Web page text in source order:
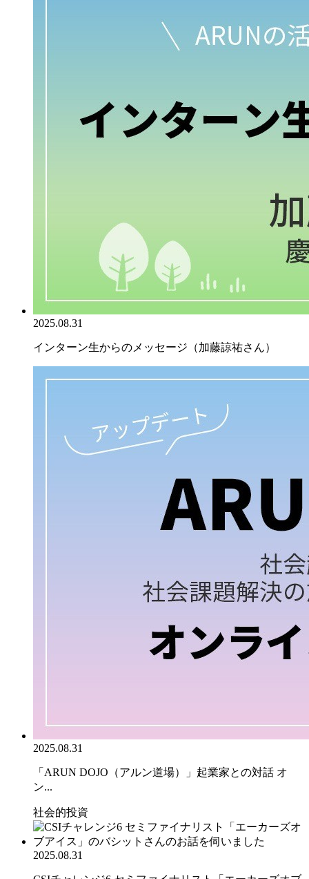
2025.08.31
インターン生からのメッセージ（加藤諒祐さん）
2025.08.31
「ARUN DOJO（アルン道場）」起業家との対話 オ
ン...
社会的投資
2025.08.31